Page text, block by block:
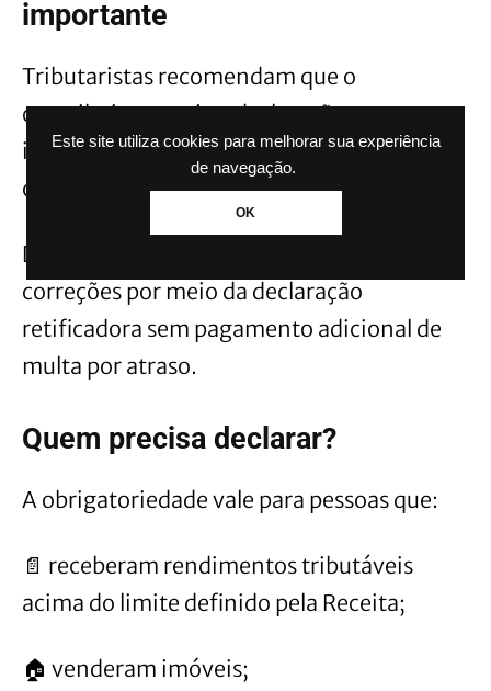
Este site utiliza cookies para melhorar sua experiência
de navegação.
OK
importante
Tributaristas recomendam que o
contribuinte envie a declaração mesmo
incompleta caso não consiga reunir todos
os documentos até o fim do prazo.
Depois do envio, é possível realizar
correções por meio da declaração
retificadora sem pagamento adicional de
multa por atraso.
Quem precisa declarar?
A obrigatoriedade vale para pessoas que:
📄 receberam rendimentos tributáveis
acima do limite definido pela Receita;
🏠 venderam imóveis;